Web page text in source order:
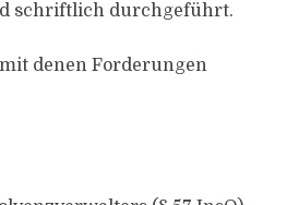
schriftlich durchgeführt.
denen Forderungen